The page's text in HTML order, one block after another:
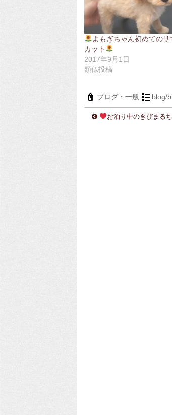
よもぎちゃん初めてのサ
カット
2017年9月1日
類似投稿
ブログ・一般 blog/
お泊り中のきびまる